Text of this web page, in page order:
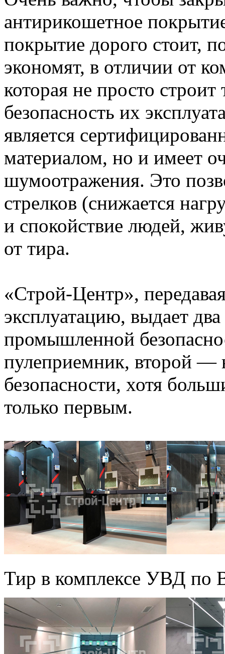
антирикошетное
покрытие дорого стоит,
экономят, в отличии от
которая не просто
безопасность их
является
материалом, но и имеет
шумоотражения. Это
стрелков (снижается
и спокойствие людей,
от тира.
«Строй-Центр»,
эксплуатацию, выдает
промышленной
пулеприемник, второй —
безопасности, хотя
только первым.
Тир в комплексе УВД по